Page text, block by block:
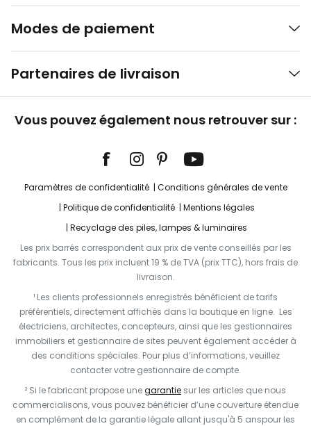
Modes de paiement
Partenaires de livraison
Vous pouvez également nous retrouver sur :
Paramètres de confidentialité
Conditions générales de vente
Politique de confidentialité
Mentions légales
Recyclage des piles, lampes & luminaires
Les prix barrés correspondent aux prix de vente conseillés par les
fabricants. Tous les prix incluent 19 % de TVA (prix TTC), hors frais de
livraison.
¹ Les clients professionnels enregistrés bénéficient de tarifs
préférentiels, directement affichés dans la boutique en ligne. Les
électriciens, architectes, concepteurs, ainsi que les gestionnaires
immobiliers et gestionnaire de sites peuvent également accéder à
des conditions spéciales. Pour plus d’informations, veuillez
contacter votre gestionnaire de compte.
² Si le fabricant propose unegarantie sur les articles que nous
commercialisons, vous pouvez bénéficier d’une couverture étendue
en complément de la garantie légale allant jusqu'à 5 anspour les